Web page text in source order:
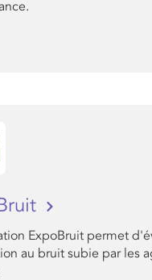
ExpoBruit permet
au bruit subie par les